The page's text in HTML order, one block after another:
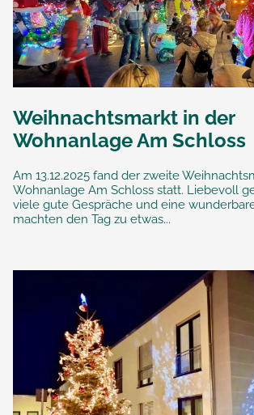
Weihnachtsmarkt in der
Wohnanlage Am Schloss
Am 13.12.2025 fand der zweite
Wohnanlage Am Schloss statt. Liebevoll
viele gute Gespräche und eine
machten den Tag zu etwas...